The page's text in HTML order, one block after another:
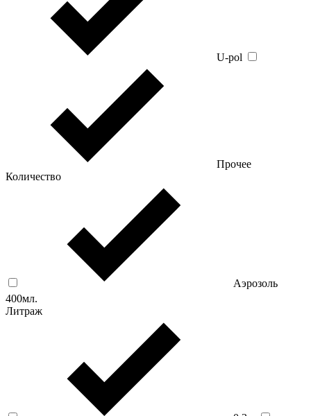
U-pol
Прочее
Количество
Аэрозоль
400мл.
Литраж